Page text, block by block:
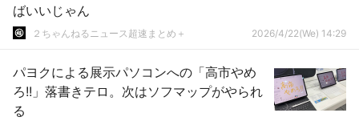
ばいいじゃん
２ちゃんねるニュース超速まとめ＋ 2026/4/22(We) 14:29
パヨクによる展示パソコンへの「高市やめ
ろ!!」落書きテロ。次はソフマップがやられ
る